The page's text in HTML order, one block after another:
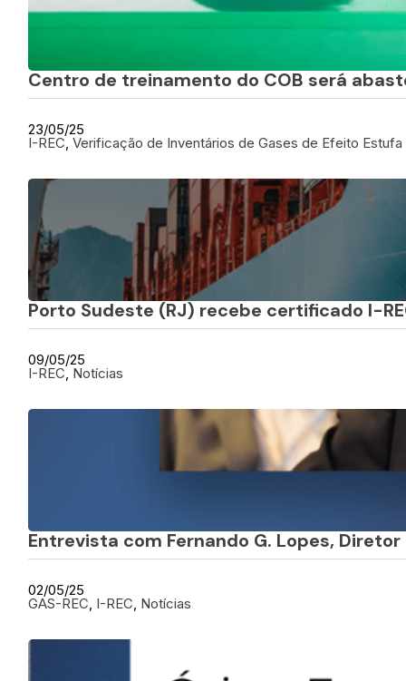
Centro de treinamento do COB será
23/05/25
I-REC, Verificação de Inventários de Gases de Efeito Estufa
Porto Sudeste (RJ) recebe certificado I-
09/05/25
I-REC, Notícias
Entrevista com Fernando G. Lopes,
02/05/25
GAS-REC, I-REC, Notícias